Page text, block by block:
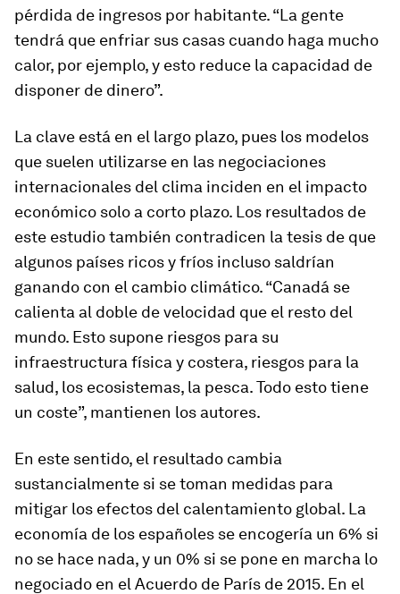
pérdida de ingresos por habitante. “La gente
tendrá que enfriar sus casas cuando haga mucho
calor, por ejemplo, y esto reduce la capacidad de
disponer de dinero”.
La clave está en el largo plazo, pues los modelos
que suelen utilizarse en las negociaciones
internacionales del clima inciden en el impacto
económico solo a corto plazo. Los resultados de
este estudio también contradicen la tesis de que
algunos países ricos y fríos incluso saldrían
ganando con el cambio climático. “Canadá se
calienta al doble de velocidad que el resto del
mundo. Esto supone riesgos para su
infraestructura física y costera, riesgos para la
salud, los ecosistemas, la pesca. Todo esto tiene
un coste”, mantienen los autores.
En este sentido, el resultado cambia
sustancialmente si se toman medidas para
mitigar los efectos del calentamiento global. La
economía de los españoles se encogería un 6% si
no se hace nada, y un 0% si se pone en marcha lo
negociado en el Acuerdo de París de 2015. En el